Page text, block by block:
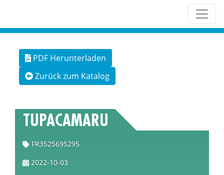
PDF Herunterladen
Zurück zum Katalog
TUPACAMARU
FR3525695295
2022-10-03